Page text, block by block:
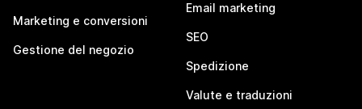
Marketing e conversioni
Gestione del negozio
Email marketing
SEO
Spedizione
Valute e traduzioni